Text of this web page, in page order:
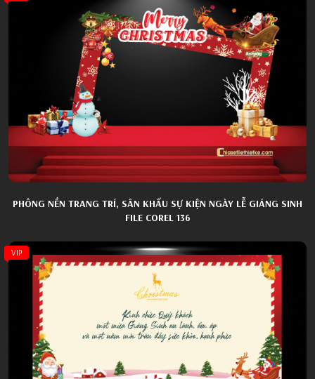
PHÔNG NỀN TRANG TRÍ, SÂN KHẤU SỰ KIỆN NGÀY LỄ GIÁNG SINH
FILE COREL 136
VIP